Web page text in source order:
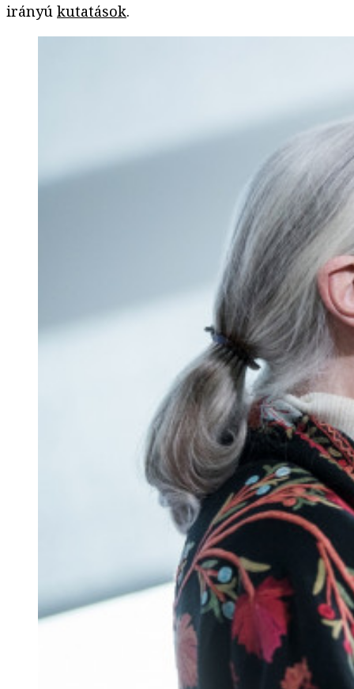
irányú kutatások.